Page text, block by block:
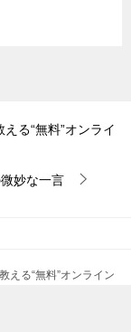
る“無料”オンライ
妙な一言
える“無料”オンライン